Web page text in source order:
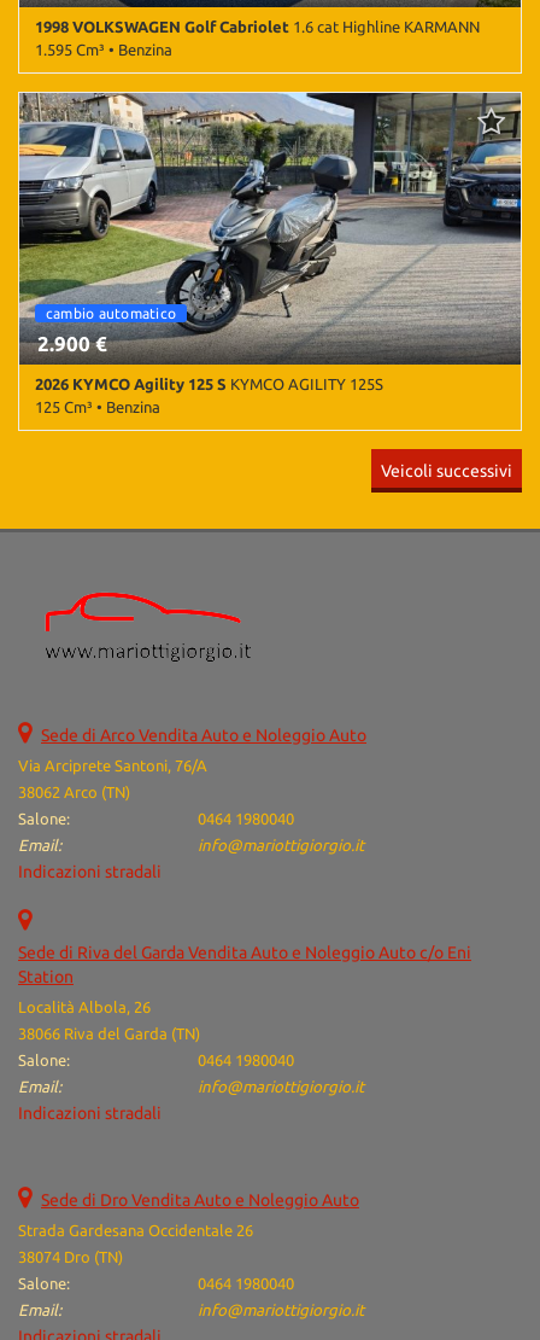
1998 VOLKSWAGEN Golf Cabriolet 1.6 cat Highline KARMANN
1.595 Cm³ • Benzina
183.000 Km • Cambio Manuale (5) • Argento metallizzato • 3 Porte
• ABS • Airbag • Airbag laterali • Airbag Passeggero • Cerchi in
lega • Chiusura centralizzata • Climatizzatore • Fendinebbia •
Servosterzo • Specchietti laterali elettrici
cambio automatico
2.900 €
2026 KYMCO Agility 125 S KYMCO AGILITY 125S
125 Cm³ • Benzina
50 Km • Cambio Automatico • Grigio metallizzato • Baule •
Veicoli successivi
Sede di Arco Vendita Auto e Noleggio Auto
Via Arciprete Santoni, 76/A
38062 Arco (TN)
Salone:
0464 1980040
Email:
info@mariottigiorgio.it
Indicazioni stradali
Sede di Riva del Garda Vendita Auto e Noleggio Auto c/o Eni
Station
Località Albola, 26
38066 Riva del Garda (TN)
Salone:
0464 1980040
Email:
info@mariottigiorgio.it
Indicazioni stradali
Sede di Dro Vendita Auto e Noleggio Auto
Strada Gardesana Occidentale 26
38074 Dro (TN)
Salone:
0464 1980040
Email:
info@mariottigiorgio.it